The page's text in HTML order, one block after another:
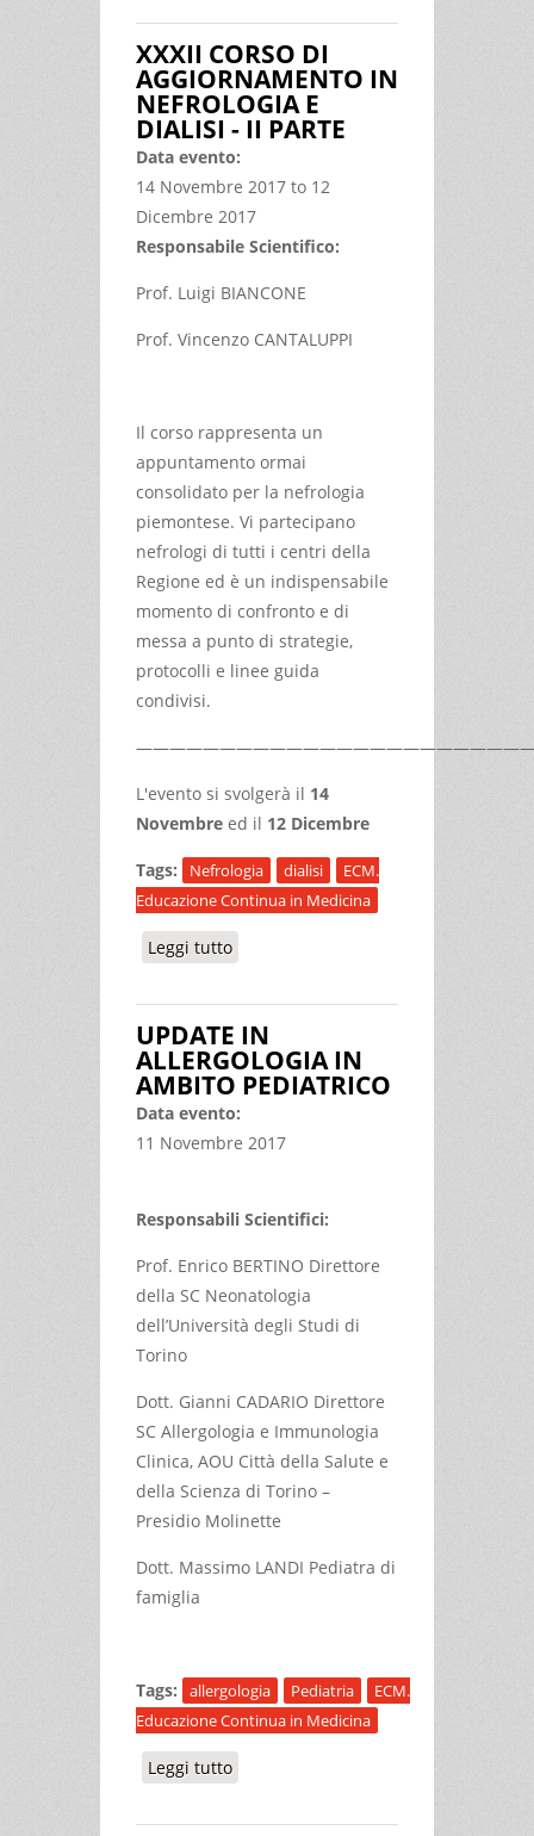
RACCOMANDAZIONE N. 14
NELL’ONCO-EMATOLOGIA A LIVELLO
REGIONALE SECONDO IL MODELLO
ISO 19011:2012
XXXII CORSO DI
AGGIORNAMENTO IN
NEFROLOGIA E
DIALISI - II PARTE
Data evento:
14 Novembre 2017 to 12
Dicembre 2017
Responsabile Scientifico:
Prof. Luigi BIANCONE
Prof. Vincenzo CANTALUPPI
Il corso rappresenta un
appuntamento ormai
consolidato per la nefrologia
piemontese. Vi partecipano
nefrologi di tutti i centri della
Regione ed è un indispensabile
momento di confronto e di
messa a punto di strategie,
protocolli e linee guida
condivisi.
L'evento si svolgerà il 14
Novembre ed il 12 Dicembre
Tags: Nefrologia dialisi
ECM.
Educazione Continua in Medicina
Leggi tutto
UPDATE IN
ALLERGOLOGIA IN
AMBITO PEDIATRICO
Data evento:
11 Novembre 2017
Responsabili Scientifici:
Prof. Enrico BERTINO Direttore
della SC Neonatologia
dell’Università degli Studi di
Torino
Dott. Gianni CADARIO Direttore
SC Allergologia e Immunologia
Clinica, AOU Città della Salute e
della Scienza di Torino –
Presidio Molinette
Dott. Massimo LANDI Pediatra di
famiglia
Tags: allergologia Pediatria
ECM.
Educazione Continua in Medicina
Leggi tutto